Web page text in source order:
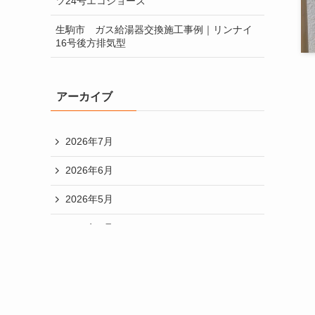
給湯器のオートタイプとフルオートタイプ
給湯器のメンテナンスについて
給湯器交換の目安と選び方について
違うメーカーへの交換
配管カバーをするメリットについて
生駒市 ガス給湯器交換施工事例｜リンナイ
16号後方排気型
アーカイブ
2026年7月
2026年6月
2026年5月
2026年4月